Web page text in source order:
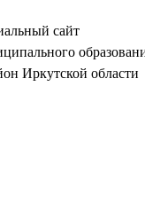
сайт
Иркутской области